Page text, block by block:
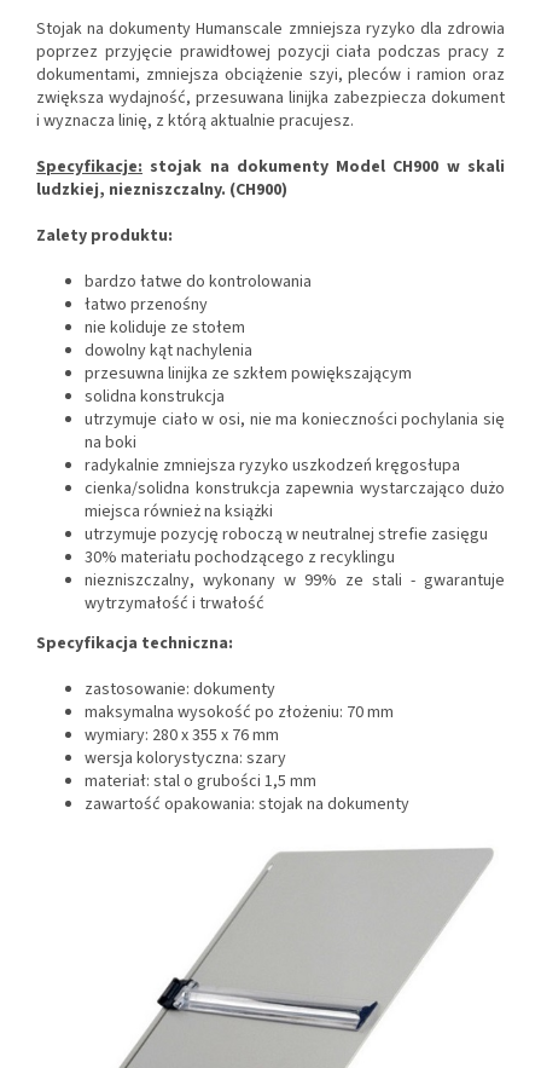
Stojak na dokumenty Humanscale zmniejsza ryzyko dla zdrowia
poprzez przyjęcie prawidłowej pozycji ciała podczas pracy z
dokumentami, zmniejsza obciążenie szyi, pleców i ramion oraz
zwiększa wydajność, przesuwana linijka zabezpiecza dokument
i wyznacza linię, z którą aktualnie pracujesz.
Specyfikacje: stojak na dokumenty Model CH900 w skali
ludzkiej, niezniszczalny. (CH900)
Zalety produktu:
bardzo łatwe do kontrolowania
łatwo przenośny
nie koliduje ze stołem
dowolny kąt nachylenia
przesuwna linijka ze szkłem powiększającym
solidna konstrukcja
utrzymuje ciało w osi, nie ma konieczności pochylania się
na boki
radykalnie zmniejsza ryzyko uszkodzeń kręgosłupa
cienka/solidna konstrukcja zapewnia wystarczająco dużo
miejsca również na książki
utrzymuje pozycję roboczą w neutralnej strefie zasięgu
30% materiału pochodzącego z recyklingu
niezniszczalny, wykonany w 99% ze stali - gwarantuje
wytrzymałość i trwałość
Specyfikacja techniczna:
zastosowanie: dokumenty
maksymalna wysokość po złożeniu: 70 mm
wymiary: 280 x 355 x 76 mm
wersja kolorystyczna: szary
materiał: stal o grubości 1,5 mm
zawartość opakowania: stojak na dokumenty